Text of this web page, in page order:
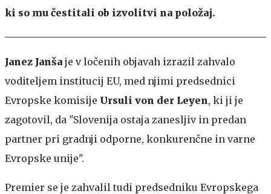
ki so mu čestitali ob izvolitvi na položaj.
Janez Janša je v ločenih objavah izrazil zahvalo
voditeljem institucij EU, med njimi predsednici
Evropske komisije Ursuli von der Leyen, ki ji je
zagotovil, da "Slovenija ostaja zanesljiv in predan
partner pri gradnji odporne, konkurenčne in varne
Evropske unije".
Premier se je zahvalil tudi predsedniku Evropskega